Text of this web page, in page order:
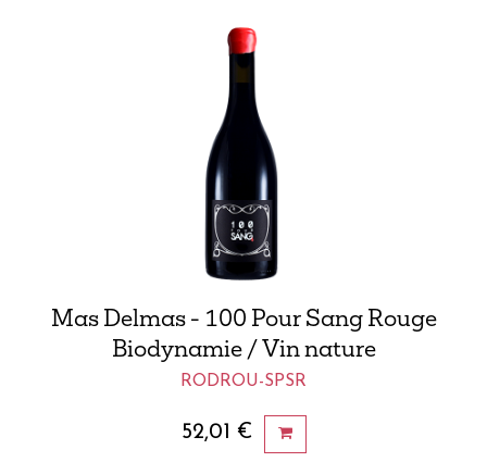
Mas Delmas - 100 Pour Sang Rouge
Biodynamie / Vin nature
RODROU-SPSR
52,01 €